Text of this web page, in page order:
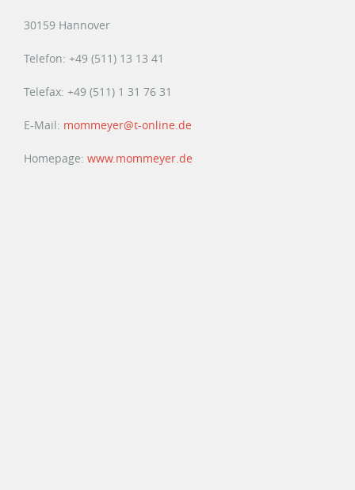
30159 Hannover
Telefon: +49 (511) 13 13 41
Telefax: +49 (511) 1 31 76 31
E-Mail: mommeyer@t-online.de
Homepage: www.mommeyer.de